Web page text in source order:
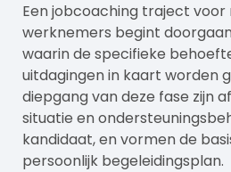
Een jobcoaching traject
werknemers begint
waarin de specifieke
uitdagingen in kaart worden
diepgang van deze fase zijn
situatie en
kandidaat, en vormen de
persoonlijk begeleidingsplan.